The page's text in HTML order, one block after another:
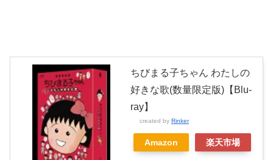
ちびまる子ちゃん わたしの
好きな歌(数量限定版)【Blu-
ray】
created by Rinker
Amazon 楽天市場